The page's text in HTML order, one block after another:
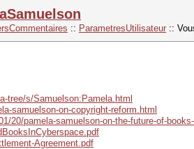
:: ParametresUtilisateur ::
tree/s/Samuelson:Pamela.html
samuelson-on-copyright-reform.html
20/pamela-samuelson-on-the-future-of-
Agreement.pdf